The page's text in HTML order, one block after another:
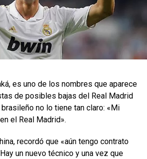
es uno de los nombres que aparece
de posibles bajas del Real Madrid
no lo tiene tan claro: «Mi
el Real Madrid».
recordó que «aún tengo contrato
un nuevo técnico y una vez que